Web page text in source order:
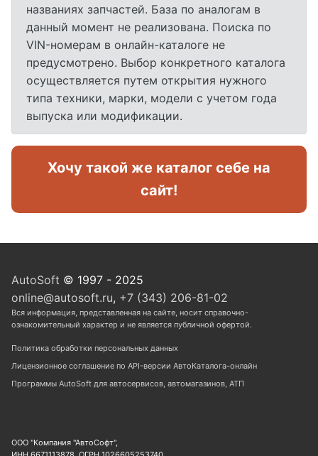
названиях запчастей. База по аналогам в
данный момент не реализована. Поиска по
VIN-номерам в онлайн-каталоге не
предусмотрено. Выбор конкретного каталога
осуществляется путем открытия нужного
типа техники, марки, модели с учетом года
выпуска или модификации.
Хочу такой же каталог себе на
сайт!
AutoSoft © 1997 - 2025
online@autosoft.ru, +7 (343) 206-81-02
Вся информация, представленная на сайте, носит справочно-
ознакомительный характер и не является публичной офертой.
Политика обработки персональных данных
Лицензионное соглашение по API-версии АвтоКаталога-онлайн
Программы AutoSoft для автосервисов, автомагазинов, АТП
ООО "Компания "АвтоСофт",